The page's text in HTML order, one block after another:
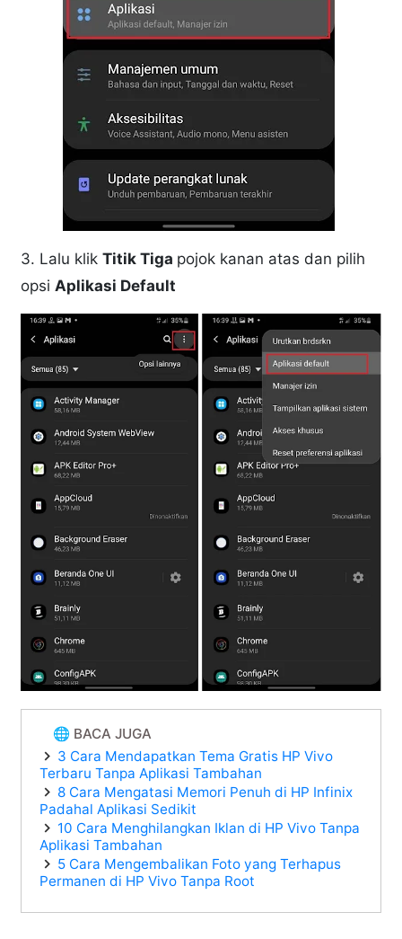
3. Lalu klikTitik Tiga pojok kanan atas dan pilih
opsi Aplikasi Default
🌐 BACA JUGA
3 Cara Mendapatkan Tema Gratis HP Vivo
Terbaru Tanpa Aplikasi Tambahan
8 Cara Mengatasi Memori Penuh di HP Infinix
Padahal Aplikasi Sedikit
10 Cara Menghilangkan Iklan di HP Vivo Tanpa
Aplikasi Tambahan
5 Cara Mengembalikan Foto yang Terhapus
Permanen di HP Vivo Tanpa Root